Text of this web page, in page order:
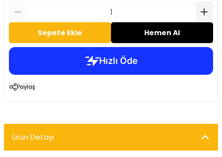
Sepete Ekle Hemen Al
Paylaş
Ürün Detayı